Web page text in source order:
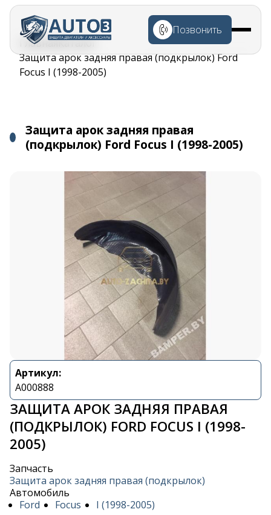
Перейти к
основному
содержанию
Позвонить
Строка
навигации
ГлавнаяКаталог
Защита арок задняя правая (подкрылок) Ford
Focus I (1998-2005)
Защита арок задняя правая
(подкрылок) Ford Focus I (1998-2005)
Артикул:
A000888
ЗАЩИТА АРОК ЗАДНЯЯ ПРАВАЯ
(ПОДКРЫЛОК) FORD FOCUS I (1998-
2005)
Запчасть
Защита арок задняя правая (подкрылок)
Автомобиль
Ford
Focus
I (1998-2005)